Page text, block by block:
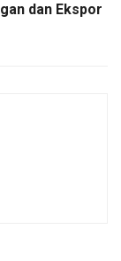
dan Ekspor